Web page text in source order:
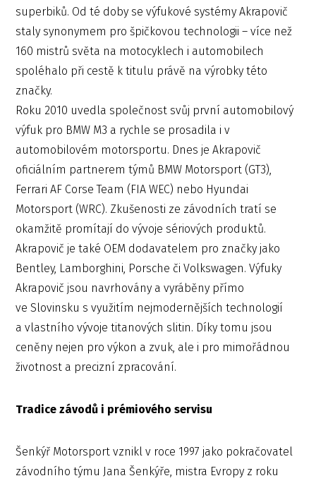
superbiků. Od té doby se výfukové systémy Akrapovič
staly synonymem pro špičkovou technologii – více než
160 mistrů světa na motocyklech i automobilech
spoléhalo při cestě k titulu právě na výrobky této
značky.
Roku 2010 uvedla společnost svůj první automobilový
výfuk pro BMW M3 a rychle se prosadila i v
automobilovém motorsportu. Dnes je Akrapovič
oficiálním partnerem týmů BMW Motorsport (GT3),
Ferrari AF Corse Team (FIA WEC) nebo Hyundai
Motorsport (WRC). Zkušenosti ze závodních tratí se
okamžitě promítají do vývoje sériových produktů.
Akrapovič je také OEM dodavatelem pro značky jako
Bentley, Lamborghini, Porsche či Volkswagen. Výfuky
Akrapovič jsou navrhovány a vyráběny přímo
ve Slovinsku s využitím nejmodernějších technologií
a vlastního vývoje titanových slitin. Díky tomu jsou
ceněny nejen pro výkon a zvuk, ale i pro mimořádnou
životnost a precizní zpracování.
Tradice závodů i prémiového servisu
Šenkýř Motorsport vznikl v roce 1997 jako pokračovatel
závodního týmu Jana Šenkýře, mistra Evropy z roku